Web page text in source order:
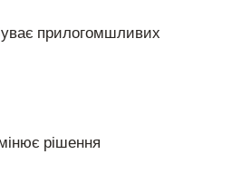
прилогомшливих
рішення